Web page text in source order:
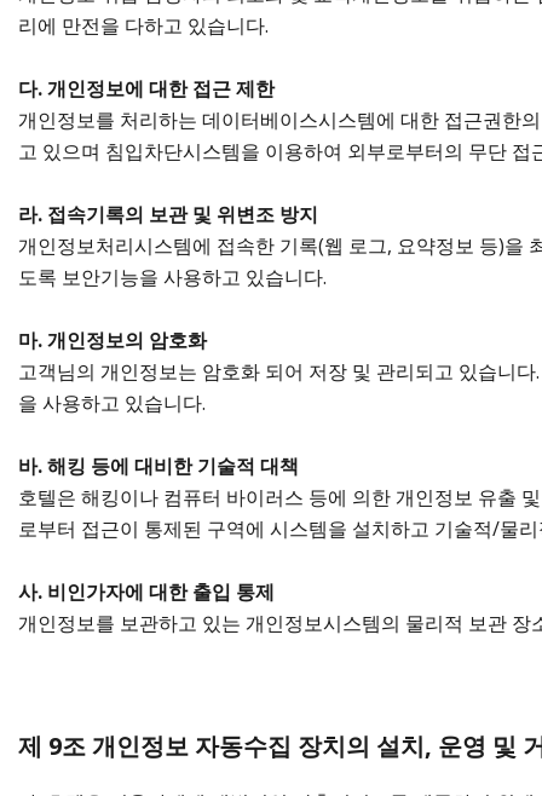
리에 만전을 다하고 있습니다.
다. 개인정보에 대한 접근 제한
개인정보를 처리하는 데이터베이스시스템에 대한 접근권한
고 있으며 침입차단시스템을 이용하여 외부로부터의 무단 접
라. 접속기록의 보관 및 위변조 방지
개인정보처리시스템에 접속한 기록(웹 로그, 요약정보 등)을
도록 보안기능을 사용하고 있습니다.
마. 개인정보의 암호화
고객님의 개인정보는 암호화 되어 저장 및 관리되고 있습니
을 사용하고 있습니다.
바. 해킹 등에 대비한 기술적 대책
호텔은 해킹이나 컴퓨터 바이러스 등에 의한 개인정보 유출
로부터 접근이 통제된 구역에 시스템을 설치하고 기술적/물
사. 비인가자에 대한 출입 통제
개인정보를 보관하고 있는 개인정보시스템의 물리적 보관
제 9조 개인정보 자동수집 장치의 설치, 운영 및